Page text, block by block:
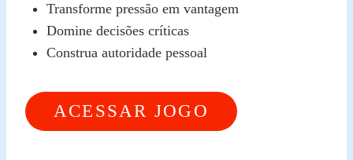
Transforme pressão em vantagem
Domine decisões críticas
Construa autoridade pessoal
ACESSAR JOGO